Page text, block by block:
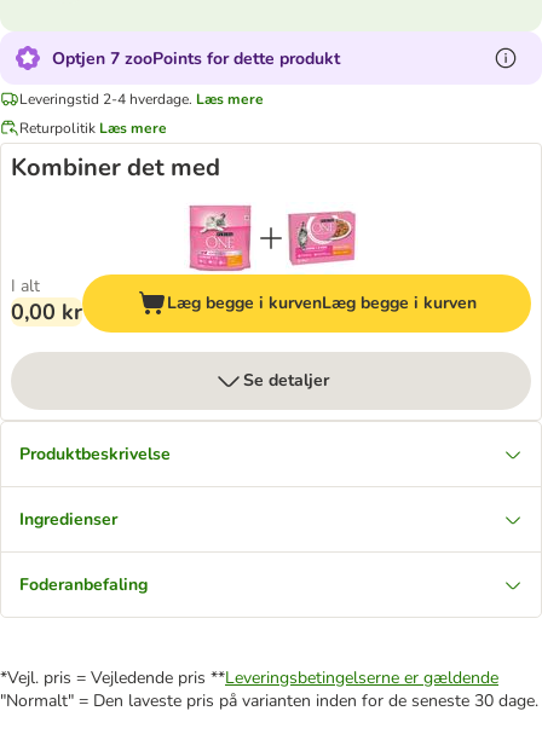
Optjen 7 zooPoints for dette produkt
Leveringstid 2-4 hverdage. Læs mere
Returpolitik Læs mere
Kombiner det med
I alt
0,00 kr Læg begge i kurvenLæg begge i kurven
Se detaljer
Produktbeskrivelse
Ingredienser
Foderanbefaling
*Vejl. pris = Vejledende pris **Leveringsbetingelserne er gældende
"Normalt" = Den laveste pris på varianten inden for de seneste 30 dage.